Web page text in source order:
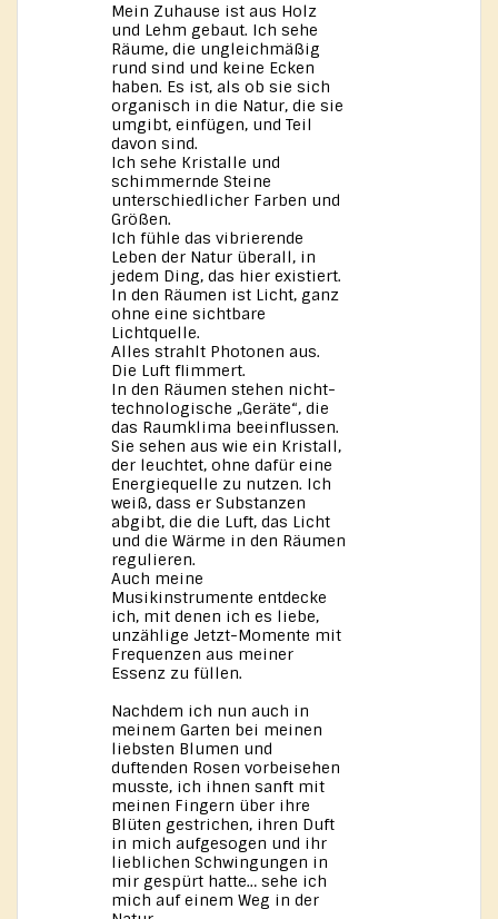
Mein Zuhause ist aus Holz
und Lehm gebaut. Ich sehe
Räume, die ungleichmäßig
rund sind und keine Ecken
haben. Es ist, als ob sie sich
organisch in die Natur, die sie
umgibt, einfügen, und Teil
davon sind.
Ich sehe Kristalle und
schimmernde Steine
unterschiedlicher Farben und
Größen.
Ich fühle das vibrierende
Leben der Natur überall, in
jedem Ding, das hier existiert.
In den Räumen ist Licht, ganz
ohne eine sichtbare
Lichtquelle.
Alles strahlt Photonen aus.
Die Luft flimmert.
In den Räumen stehen nicht-
technologische „Geräte“, die
das Raumklima beeinflussen.
Sie sehen aus wie ein Kristall,
der leuchtet, ohne dafür eine
Energiequelle zu nutzen. Ich
weiß, dass er Substanzen
abgibt, die die Luft, das Licht
und die Wärme in den Räumen
regulieren.
Auch meine
Musikinstrumente entdecke
ich, mit denen ich es liebe,
unzählige Jetzt-Momente mit
Frequenzen aus meiner
Essenz zu füllen.
Nachdem ich nun auch in
meinem Garten bei meinen
liebsten Blumen und
duftenden Rosen vorbeisehen
musste, ich ihnen sanft mit
meinen Fingern über ihre
Blüten gestrichen, ihren Duft
in mich aufgesogen und ihr
lieblichen Schwingungen in
mir gespürt hatte… sehe ich
mich auf einem Weg in der